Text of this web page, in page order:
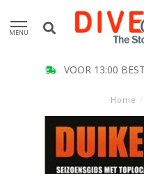
MENU
VOOR 13:00
Home /